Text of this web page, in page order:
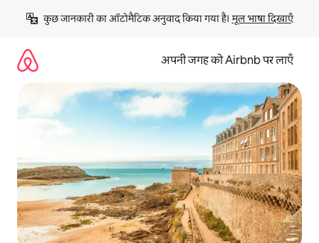
छोड़कर
कॉन्टेंट
कुछ जानकारी का ऑटोमैटिक अनुवाद किया गया है। मूल भाषा दिखाएँ
अपनी जगह को Airbnb पर लाएँ